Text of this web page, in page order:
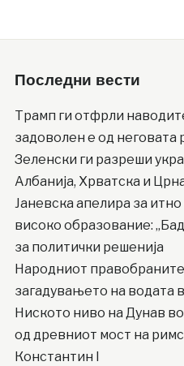
Последни вести
Трамп ги отфрли
задоволен е од неговата
Зеленски ги разреши
Албанија, Хрватска и
Јаневска апелира за
високо образование:
за политички решенија
Народниот
загадувањето на водата
Ниското ниво на Дунав
од древниот мост на
Константин I